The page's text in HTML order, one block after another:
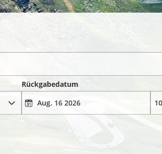
Rückgabedatum